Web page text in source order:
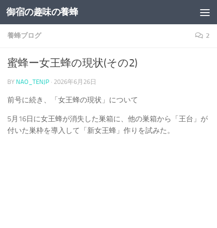
コンテンツへスキップ
御宿の趣味の養蜂
養蜂ブログ 2
蜜蜂ー女王蜂の現状(その2)
BY NAO_TENJP · 2026年6月26日
前号に続き、「女王蜂の現状」について
5月16日に女王蜂が消失した巣箱に、他の巣箱から「王台」が
付いた巣枠を導入して「新女王蜂」作りを試みた。